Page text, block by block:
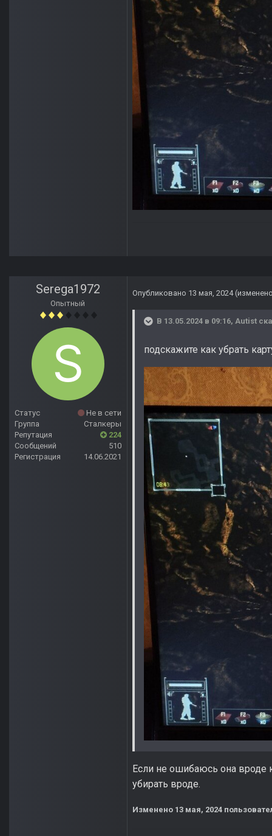
Serega1972
Опытный
Статус
Не в сети
Группа
Сталкеры
Репутация
224
Сообщений
510
Регистрация
14.06.2021
Опубликовано 13 мая, 2024
В 13.05.2024 в 09:16, Autist
подскажите как убрать
Если не ошибаюсь она вроде
убирать вроде.
Изменено 13 мая, 2024